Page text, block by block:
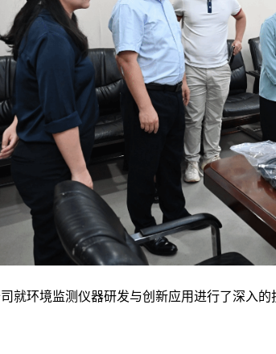
就环境监测仪器研发与创新应用进行了深入的